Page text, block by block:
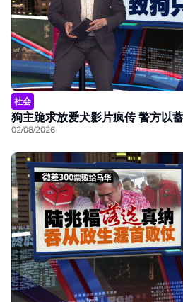
社会
狗主跪求放爱犬影片疯传 警方以
02/08/2026